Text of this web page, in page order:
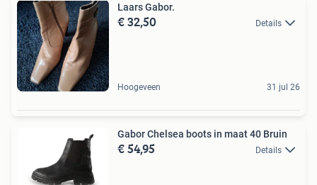
Laars Gabor.
€ 32,50 Details
Hoogeveen 31 jul 26
Gabor Chelsea boots in maat 40 Bruin
€ 54,95 Details